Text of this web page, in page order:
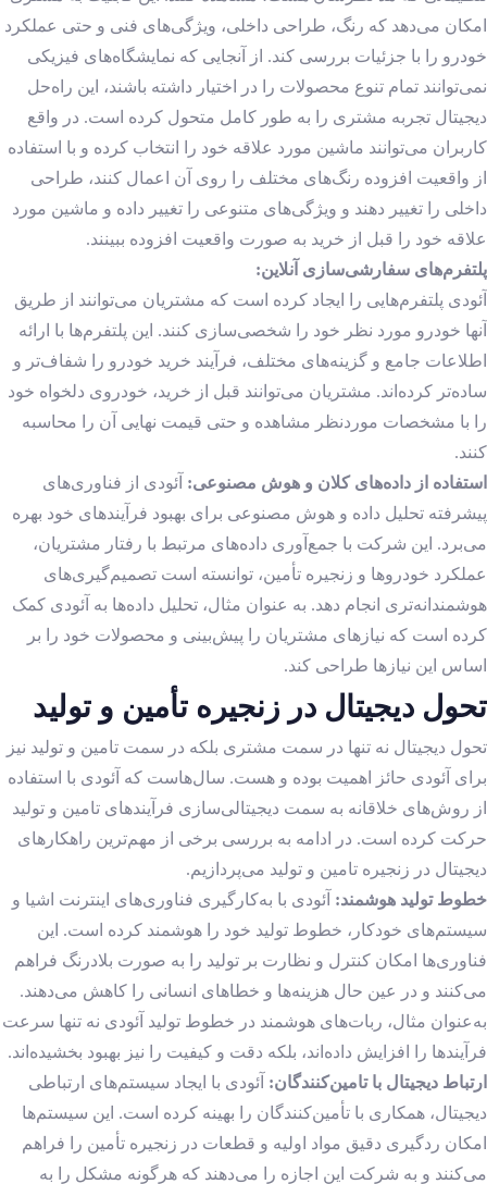
امکان می‌دهد که رنگ، طراحی داخلی، ویژگی‌های فنی و حتی عملکرد
خودرو را با جزئیات بررسی کند. از آنجایی که نمایشگاه‌های فیزیکی
نمی‌توانند تمام تنوع محصولات را در اختیار داشته باشند، این راه‌حل
دیجیتال تجربه مشتری را به طور کامل متحول کرده است. در واقع
کاربران می‌توانند ماشین مورد علاقه خود را انتخاب کرده و با استفاده
از واقعیت افزوده رنگ‌های مختلف را روی آن اعمال کنند، طراحی
داخلی را تغییر دهند و ویژگی‌های متنوعی را تغییر داده و ماشین مورد
علاقه خود را قبل از خرید به صورت واقعیت افزوده ببینند.
پلتفرم‌های سفارشی‌سازی آنلاین:
آئودی پلتفرم‌هایی را ایجاد کرده است که مشتریان می‌توانند از طریق
آنها خودرو مورد نظر خود را شخصی‌سازی کنند. این پلتفرم‌ها با ارائه
اطلاعات جامع و گزینه‌های مختلف، فرآیند خرید خودرو را شفاف‌تر و
ساده‌تر کرده‌اند. مشتریان می‌توانند قبل از خرید، خودروی دلخواه خود
را با مشخصات موردنظر مشاهده و حتی قیمت نهایی آن را محاسبه
کنند.
استفاده از داده‌های کلان و هوش مصنوعی: آئودی از فناوری‌های
پیشرفته تحلیل داده و هوش مصنوعی برای بهبود فرآیندهای خود بهره
می‌برد. این شرکت با جمع‌آوری داده‌های مرتبط با رفتار مشتریان،
عملکرد خودروها و زنجیره تأمین، توانسته است تصمیم‌گیری‌های
هوشمندانه‌تری انجام دهد. به عنوان مثال، تحلیل داده‌ها به آئودی کمک
کرده است که نیازهای مشتریان را پیش‌بینی و محصولات خود را بر
اساس این نیازها طراحی کند.
تحول دیجیتال در زنجیره تأمین و تولید
تحول دیجیتال نه تنها در سمت مشتری بلکه در سمت تامین و تولید نیز
برای آئودی حائز اهمیت بوده و هست. سال‌هاست که آئودی با استفاده
از روش‌های خلاقانه به سمت دیجیتالی‌سازی فرآیند‌های تامین و تولید
حرکت کرده است. در ادامه به بررسی برخی از مهم‌ترین راهکارهای
دیجیتال در زنجیره تامین و تولید می‌پردازیم.
خطوط تولید هوشمند: آئودی با به‌کارگیری فناوری‌های اینترنت اشیا و
سیستم‌های خودکار، خطوط تولید خود را هوشمند کرده است. این
فناوری‌ها امکان کنترل و نظارت بر تولید را به صورت بلادرنگ فراهم
می‌کنند و در عین حال هزینه‌ها و خطاهای انسانی را کاهش می‌دهند.
به‌عنوان مثال، ربات‌های هوشمند در خطوط تولید آئودی نه تنها سرعت
فرآیندها را افزایش داده‌اند، بلکه دقت و کیفیت را نیز بهبود بخشیده‌اند.
ارتباط دیجیتال با تامین‌کنندگان: آئودی با ایجاد سیستم‌های ارتباطی
دیجیتال، همکاری با تأمین‌کنندگان را بهینه کرده است. این سیستم‌ها
امکان ردگیری دقیق مواد اولیه و قطعات در زنجیره تأمین را فراهم
می‌کنند و به شرکت این اجازه را می‌دهند که هرگونه مشکل را به